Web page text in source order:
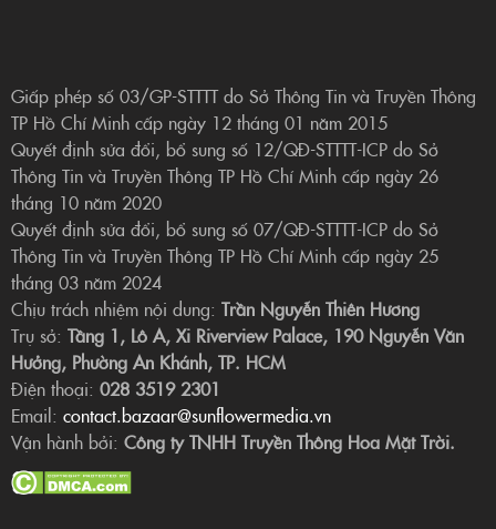
Giấp phép số 03/GP-STTTT do Sở Thông Tin và Truyền Thông
TP Hồ Chí Minh cấp ngày 12 tháng 01 năm 2015
Quyết định sửa đổi, bổ sung số 12/QĐ-STTTT-ICP do Sở
Thông Tin và Truyền Thông TP Hồ Chí Minh cấp ngày 26
tháng 10 năm 2020
Quyết định sửa đổi, bổ sung số 07/QĐ-STTTT-ICP do Sở
Thông Tin và Truyền Thông TP Hồ Chí Minh cấp ngày 25
tháng 03 năm 2024
Chịu trách nhiệm nội dung: Trần Nguyễn Thiên Hương
Trụ sở: Tầng 1, Lô A, Xi Riverview Palace, 190 Nguyễn Văn
Hưởng, Phường An Khánh, TP. HCM
Điện thoại: 028 3519 2301
Email: contact.bazaar@sunflowermedia.vn
Vận hành bởi: Công ty TNHH Truyền Thông Hoa Mặt Trời.